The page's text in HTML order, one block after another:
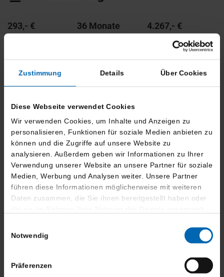
Zustimmung Details Über Cookies
Diese Webseite verwendet Cookies
Wir verwenden Cookies, um Inhalte und Anzeigen zu
personalisieren, Funktionen für soziale Medien anbieten zu
können und die Zugriffe auf unsere Website zu
analysieren. Außerdem geben wir Informationen zu Ihrer
Verwendung unserer Website an unsere Partner für soziale
Medien, Werbung und Analysen weiter. Unsere Partner
führen diese Informationen möglicherweise mit weiteren
Daten zusammen, die Sie ihnen bereitgestellt haben oder
Notwendig
Präferenzen
293,- € 36 Monate 4.267,- €
25.344,- €
Darlehensgesamtbetrag
24.181,- €
Nettodarlehensbetrag
15.077,- €
Schlussrate
Effektiver Jahreszins
Sollzinssatz p.A.
BMW Bank GmbH -
Leasing
588,- €
mtl. Rate brutto
36 Monate
Laufzeit
9.030,- €
Anzahlung
30.210,- € 30.000 km
0,05 €